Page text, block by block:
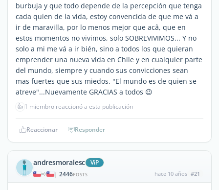
burbuja y que todo depende de la percepción que tenga
cada quien de la vida, estoy convencida de que me vá a
ir de maravilla, por lo menos mejor que acâ, que en
estos momentos no vivimos, solo SOBREVIVIMOS... Y no
solo a mi me vá a ir bién, sino a todos los que quieran
emprender una nueva vida en Chile y en cualquier parte
del mundo, siempre y cuando sus convicciones sean
mas fuertes que sus miedos. "El mundo es de quien se
atreve"...Nuevamente GRACIAS a todos 😉
👍 1 miembro reaccionó a esta publicación
Reaccionar Responder
andresmoralesc ViP
| 2446POSTS hace 10 años #21